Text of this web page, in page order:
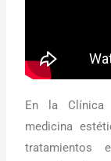
En la Clínica
medicina
tratamientos